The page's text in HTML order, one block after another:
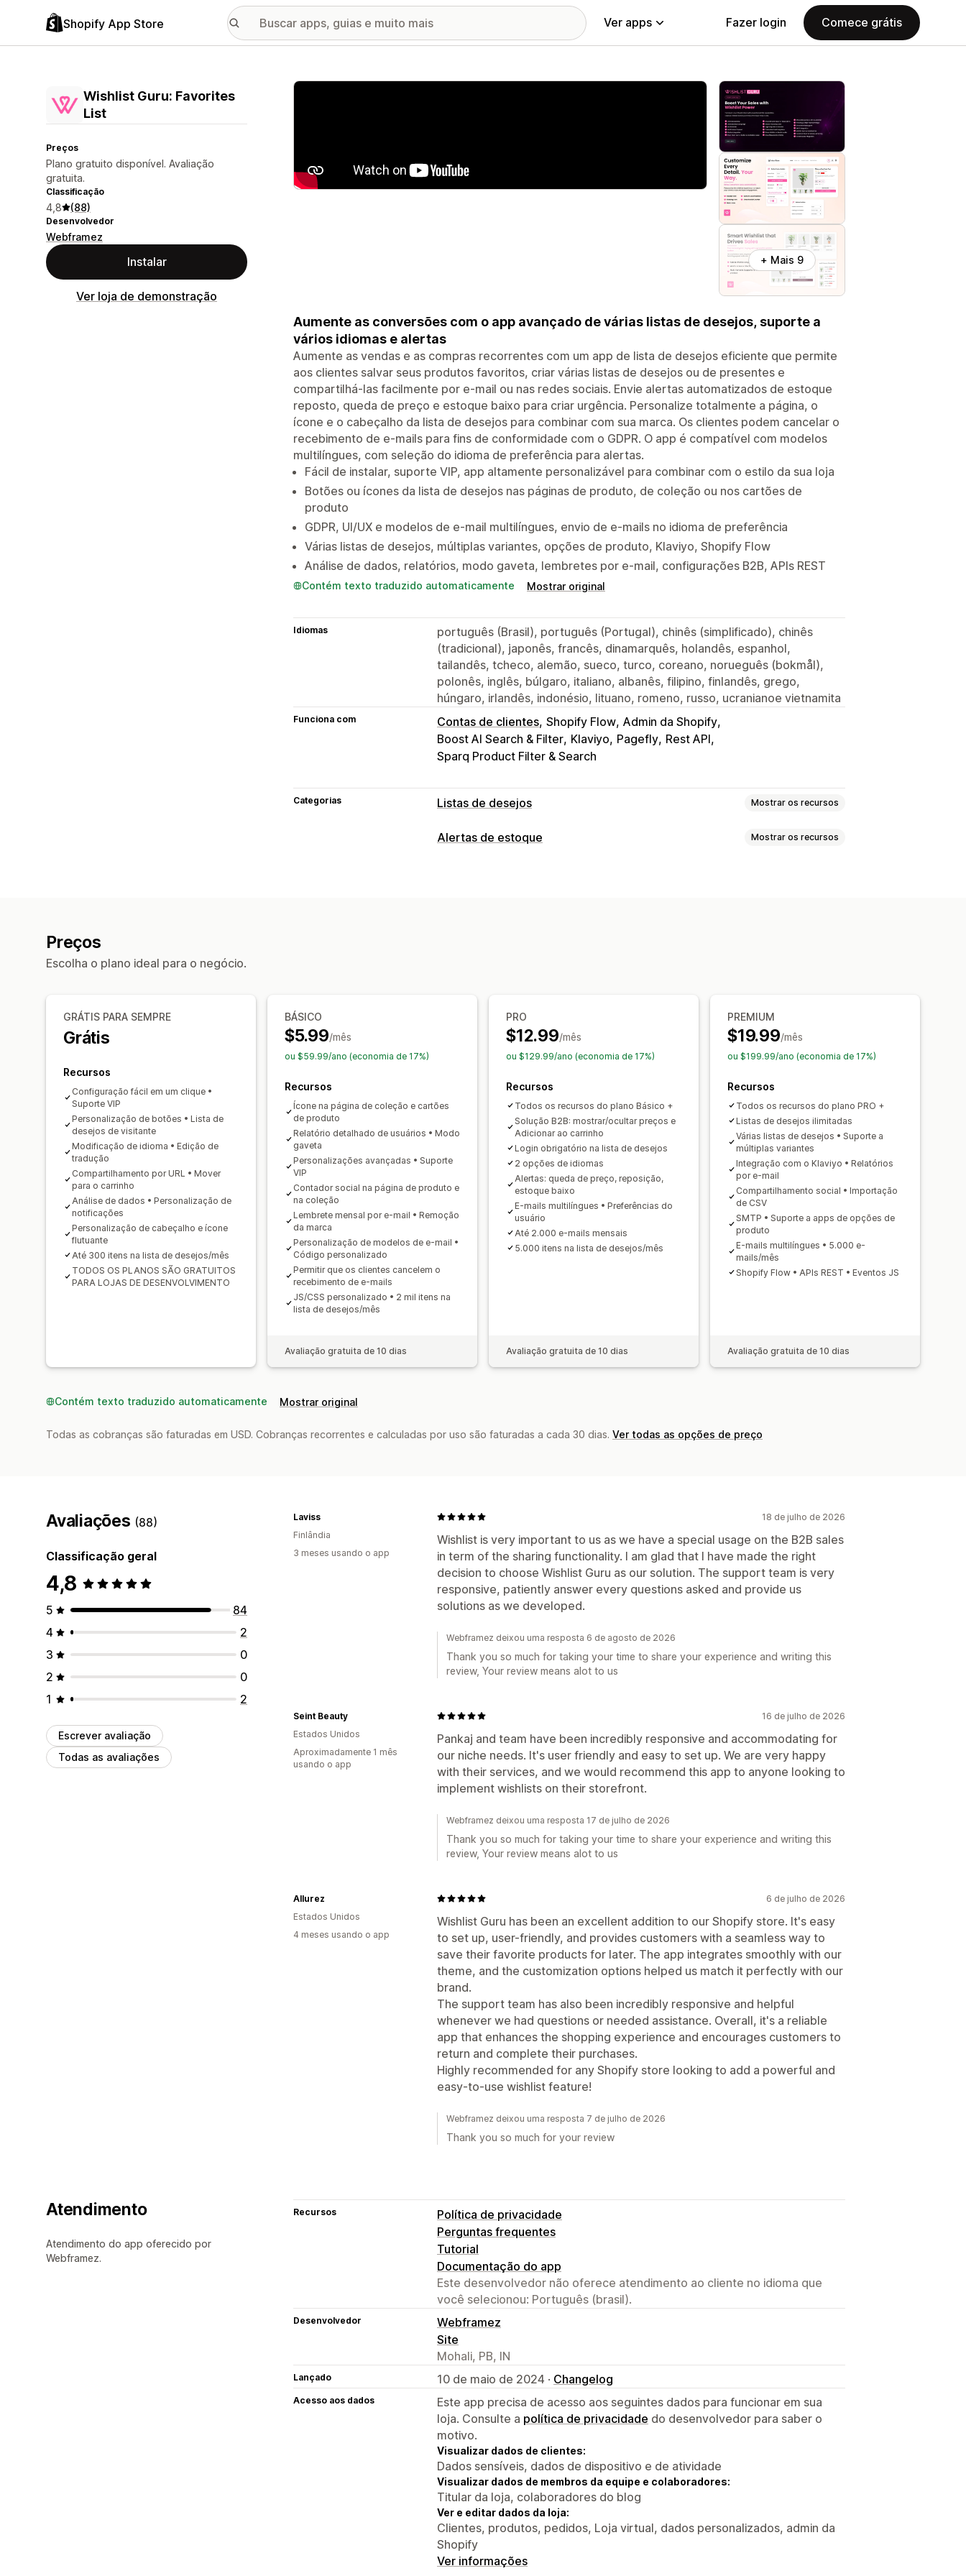
Shopify App Store Ver apps Fazer login Comece grátis
Wishlist Guru: Favorites
List
Preços
Plano gratuito disponível. Avaliação
gratuita.
Classificação
4,8 (88)
Desenvolvedor
Webframez
Instalar
Ver loja de demonstração
Galeria de imagens em destaque
+ Mais 9
Aumente as conversões com o app avançado de várias listas de desejos, suporte a
vários idiomas e alertas
Aumente as vendas e as compras recorrentes com um app de lista de desejos eficiente que permite
aos clientes salvar seus produtos favoritos, criar várias listas de desejos ou de presentes e
compartilhá-las facilmente por e-mail ou nas redes sociais. Envie alertas automatizados de estoque
reposto, queda de preço e estoque baixo para criar urgência. Personalize totalmente a página, o
ícone e o cabeçalho da lista de desejos para combinar com sua marca. Os clientes podem cancelar o
recebimento de e-mails para fins de conformidade com o GDPR. O app é compatível com modelos
multilíngues, com seleção do idioma de preferência para alertas.
Fácil de instalar, suporte VIP, app altamente personalizável para combinar com o estilo da sua loja
Botões ou ícones da lista de desejos nas páginas de produto, de coleção ou nos cartões de
produto
GDPR, UI/UX e modelos de e-mail multilíngues, envio de e-mails no idioma de preferência
Várias listas de desejos, múltiplas variantes, opções de produto, Klaviyo, Shopify Flow
Análise de dados, relatórios, modo gaveta, lembretes por e-mail, configurações B2B, APIs REST
Contém texto traduzido automaticamente Mostrar original
Idiomas
português (Brasil), português (Portugal), chinês (simplificado), chinês
(tradicional), japonês, francês, dinamarquês, holandês, espanhol,
tailandês, tcheco, alemão, sueco, turco, coreano, norueguês (bokmål),
polonês, inglês, búlgaro, italiano, albanês, filipino, finlandês, grego,
húngaro, irlandês, indonésio, lituano, romeno, russo, ucranianoe vietnamita
Funciona com Contas de clientes Shopify Flow Admin da Shopify
Boost AI Search & Filter Klaviyo Pagefly Rest API
Sparq Product Filter & Search
Categorias Listas de desejos Mostrar os recursos
Tipos de listas
Personalização
Branding personalizado
Layouts automáticos
Ícones personalizados
Em vários idiomas
Modelos de e-mail Alertas de compra
Alertas de estoque Mostrar os recursos
Pop-ups
Contador de estoque
Análises e relatórios
Demanda de clientes
Relatórios de desempenho
Previsão de vendas
Acompanhamento de estoque
Preços
Escolha o plano ideal para o negócio.
GRÁTIS PARA SEMPRE
Grátis
Recursos
Configuração fácil em um clique •
Suporte VIP
Personalização de botões • Lista de
desejos de visitante
Modificação de idioma • Edição de
tradução
Compartilhamento por URL • Mover
para o carrinho
Análise de dados • Personalização de
notificações
Personalização de cabeçalho e ícone
flutuante
Até 300 itens na lista de desejos/mês
TODOS OS PLANOS SÃO GRATUITOS
PARA LOJAS DE DESENVOLVIMENTO
BÁSICO
$5.99/mês
ou $59.99/ano (economia de 17%)
Recursos
Ícone na página de coleção e cartões
de produto
Relatório detalhado de usuários • Modo
gaveta
Personalizações avançadas • Suporte
VIP
Contador social na página de produto e
na coleção
Lembrete mensal por e-mail • Remoção
da marca
Personalização de modelos de e-mail •
Código personalizado
Permitir que os clientes cancelem o
recebimento de e-mails
JS/CSS personalizado • 2 mil itens na
lista de desejos/mês
Avaliação gratuita de 10 dias
PRO
$12.99/mês
ou $129.99/ano (economia de 17%)
Recursos
Todos os recursos do plano Básico +
Solução B2B: mostrar/ocultar preços e
Adicionar ao carrinho
Login obrigatório na lista de desejos
2 opções de idiomas
Alertas: queda de preço, reposição,
estoque baixo
E-mails multilíngues • Preferências do
usuário
Até 2.000 e-mails mensais
5.000 itens na lista de desejos/mês
Avaliação gratuita de 10 dias
PREMIUM
$19.99/mês
ou $199.99/ano (economia de 17%)
Recursos
Todos os recursos do plano PRO +
Listas de desejos ilimitadas
Várias listas de desejos • Suporte a
múltiplas variantes
Integração com o Klaviyo • Relatórios
por e-mail
Compartilhamento social • Importação
de CSV
SMTP • Suporte a apps de opções de
produto
E-mails multilíngues • 5.000 e-
mails/mês
Shopify Flow • APIs REST • Eventos JS
Avaliação gratuita de 10 dias
Contém texto traduzido automaticamente Mostrar original
Todas as cobranças são faturadas em USD. Cobranças recorrentes e calculadas por uso são faturadas a cada 30 dias. Ver todas as opções de preço
Avaliações (88)
Classificação geral
4,8
5
84
4
2
3
0
2
0
1
2
Escrever avaliação
Todas as avaliações
18 de julho de 2026
Wishlist is very important to us as we have a special usage on the B2B sales
in term of the sharing functionality. I am glad that I have made the right
decision to choose Wishlist Guru as our solution. The support team is very
responsive, patiently answer every questions asked and provide us
solutions as we developed.
Laviss
Finlândia
3 meses usando o app
Webframez deixou uma resposta 6 de agosto de 2026
Thank you so much for taking your time to share your experience and writing this
review, Your review means alot to us
16 de julho de 2026
Pankaj and team have been incredibly responsive and accommodating for
our niche needs. It's user friendly and easy to set up. We are very happy
with their services, and we would recommend this app to anyone looking to
implement wishlists on their storefront.
Seint Beauty
Estados Unidos
Aproximadamente 1 mês
usando o app
Webframez deixou uma resposta 17 de julho de 2026
Thank you so much for taking your time to share your experience and writing this
review, Your review means alot to us
6 de julho de 2026
Wishlist Guru has been an excellent addition to our Shopify store. It's easy
to set up, user-friendly, and provides customers with a seamless way to
save their favorite products for later. The app integrates smoothly with our
theme, and the customization options helped us match it perfectly with our
brand.
The support team has also been incredibly responsive and helpful
whenever we had questions or needed assistance. Overall, it's a reliable
app that enhances the shopping experience and encourages customers to
return and complete their purchases.
Highly recommended for any Shopify store looking to add a powerful and
easy-to-use wishlist feature!
Allurez
Estados Unidos
4 meses usando o app
Webframez deixou uma resposta 7 de julho de 2026
Thank you so much for your review
Atendimento
Atendimento do app oferecido por
Webframez.
Recursos
Política de privacidade
Perguntas frequentes
Tutorial
Documentação do app
Este desenvolvedor não oferece atendimento ao cliente no idioma que
você selecionou: Português (brasil).
Desenvolvedor
Webframez
Site
Mohali, PB, IN
Lançado 10 de maio de 2024 · Changelog
Acesso aos dados
Este app precisa de acesso aos seguintes dados para funcionar em sua
loja. Consulte a política de privacidade do desenvolvedor para saber o
motivo.
Visualizar dados de clientes:
Dados sensíveis, dados de dispositivo e de atividade
Visualizar dados de membros da equipe e colaboradores:
Titular da loja, colaboradores do blog
Ver e editar dados da loja:
Clientes, produtos, pedidos, Loja virtual, dados personalizados, admin da
Shopify
Ver informações